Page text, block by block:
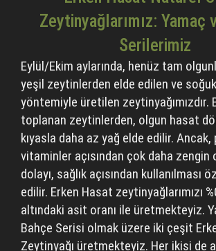
Zeytinyağlarımız: Yamaç
Serilerimiz
Eylül/Ekim aylarında, henüz tam
yeşil zeytinlerden elde edilen ve soğuk
yöntemiyle üretilen zeytinyağımızdır.
toplanan zeytinlerden, olgun hasat
kıyasla daha az yağ elde edilir.
vitaminler açısından çok daha zengin
dolayı, sağlık açısından kullanılması
edilir. Erken Hasat zeytinyağlarımızı
altındaki asit oranı ile üretmekteyiz.
Bahçe Serisi olmak üzere iki çeşit
Zeytinyağı üretmekteyiz. Her ikisi de